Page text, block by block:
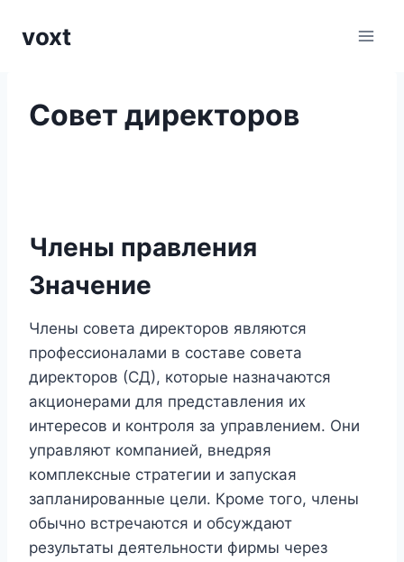
voxt
Совет директоров
Члены правления
Значение
Члены совета директоров являются
профессионалами в составе совета
директоров (СД), которые назначаются
акционерами для представления их
интересов и контроля за управлением. Они
управляют компанией, внедряя
комплексные стратегии и запуская
запланированные цели. Кроме того, члены
обычно встречаются и обсуждают
результаты деятельности фирмы через